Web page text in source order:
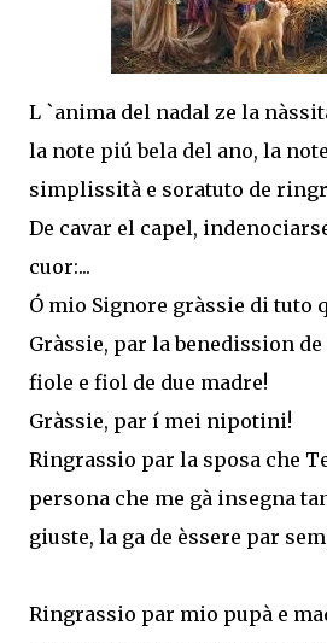
L `anima del nadal ze la
la note piú bela del ano, la
simplissità e soratuto de
De cavar el capel,
cuor:...
Ó mio Signore gràssie di tuto
Gràssie, par la benedission
fiole e fiol de due madre!
Gràssie, par í mei nipotini!
Ringrassio par la sposa che
persona che me gà insegna
giuste, la ga de èssere par
Ringrassio par mio pupà e